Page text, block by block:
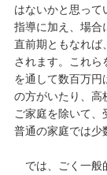
はないかと思って
指導に加え、場合
直前期ともなれば
されます。これら
を通して数百万円
の方がいたり、高
ご家庭を除いて
普通の家庭では少
では、ごく一般